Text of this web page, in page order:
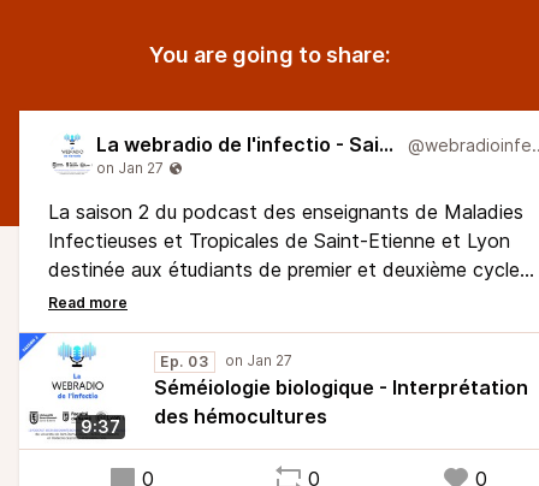
You are going to share:
La webradio de l'infectio - Saison 2
La saison 2 du podcast des enseignants de Maladies
Infectieuses et Tropicales de Saint-Etienne et Lyon
destinée aux étudiants de premier et deuxième cycle
des études médicales.
Des hémocultures viennent de se positiver. Nous
accompagnons Anne pour la marche à suivre !
Podcast librement inspiré du Pilly Etudiant, l'ouvrage
référence du Collège des Enseignants de Maladies
Infectieuses et Tropicales.
9:37
Ep. 03
Séméiologie biologique - Interprétation
des hémocultures
0 0 0